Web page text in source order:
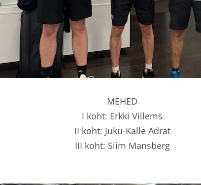
MEHED
I koht: Erkki Villems
II koht: Juku-Kalle Adrat
III koht: Siim Mansberg